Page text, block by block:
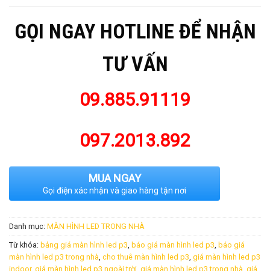
GỌI NGAY HOTLINE ĐỂ NHẬN
TƯ VẤN
09.885.91119
097.2013.892
MUA NGAY
Gọi điện xác nhận và giao hàng tận nơi
Danh mục: MÀN HÌNH LED TRONG NHÀ
Từ khóa: bảng giá màn hình led p3, báo giá màn hình led p3, báo giá
màn hình led p3 trong nhà, cho thuê màn hình led p3, giá màn hình led p3
indoor, giá màn hình led p3 ngoài trời, giá màn hình led p3 trong nhà, giá